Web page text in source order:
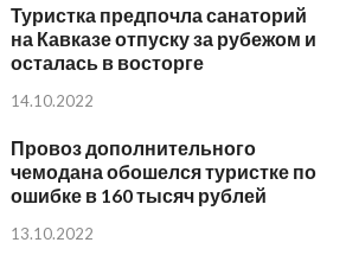
Туристка предпочла санаторий
на Кавказе отпуску за рубежом и
осталась в восторге
14.10.2022
Провоз дополнительного
чемодана обошелся туристке по
ошибке в 160 тысяч рублей
13.10.2022